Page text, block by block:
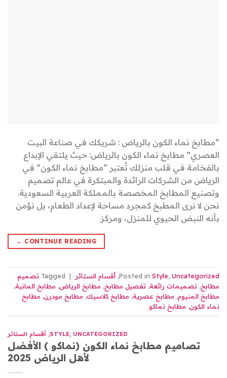
“مطابخ نماء الكون بالرياض : شريكك في صناعة البيت
العصري” مطابخ نماء الكون بالرياض: حيث يلتقي الإبداع
بالفخامة في قلب منزلك تُعتبر “مطابخ نماء الكون” في
الرياض من الشركات الرائدة والمبتكرة في عالم تصميم
وتصنيع المطابخ المخصصة بالمملكة العربية السعودية.
نحن لا نرى المطبخ كمجرد مساحة لإعداد الطعام، بل نؤمن
بأنه النبض الحيوي للمنزل، ومركز
CONTINUE READING
→
Posted in Style, Uncategorized
, أقسام الستائر |
Tagged تصميم
مطابخ, تصميمات رائعة, تفصيل مطابخ, مطابخ الرياض, مطابخ المانية,
مطابخ المنيوم, مطابخ عصرية, مطابخ كلاسيك, مطابخ مودرن, مطابخ
نماء الكون, مطابخ نماكو
STYLE UNCATEGORIZED أقسام الستائر
تصاميم مطابخ نماء الكون (نماكو ) الأفضل
لأهل الرياض 2025